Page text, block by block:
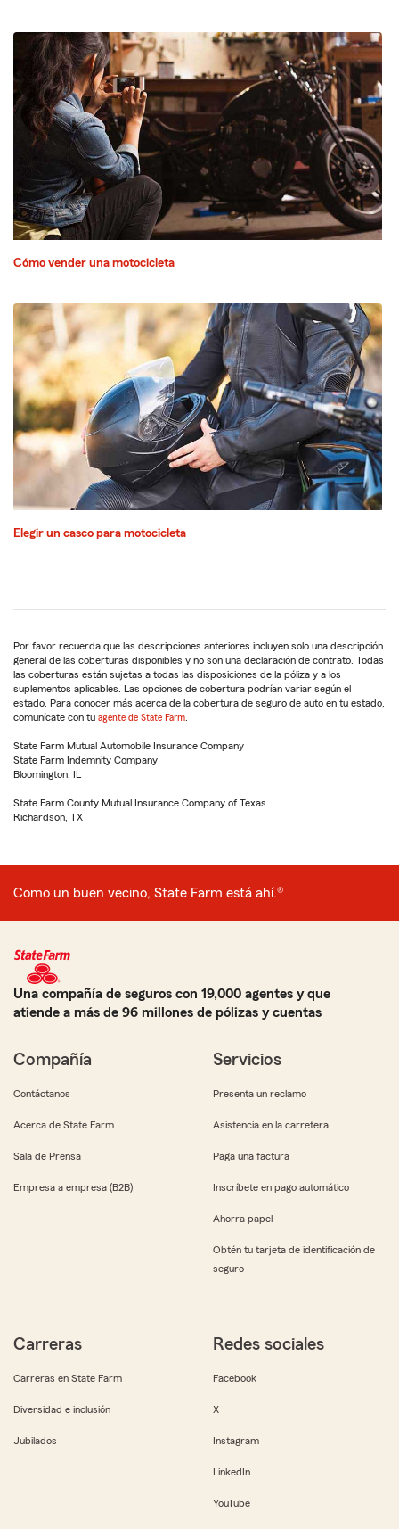
Cómo vender una motocicleta
Elegir un casco para motocicleta
Por favor recuerda que las descripciones anteriores incluyen solo una descripción
general de las coberturas disponibles y no son una declaración de contrato. Todas
las coberturas están sujetas a todas las disposiciones de la póliza y a los
suplementos aplicables. Las opciones de cobertura podrían variar según el
estado. Para conocer más acerca de la cobertura de seguro de auto en tu estado,
comunícate con tu agente de State Farm
State Farm Mutual Automobile Insurance Company
State Farm Indemnity Company
Bloomington, IL
State Farm County Mutual Insurance Company of Texas
Richardson, TX
Como un buen vecino, State Farm está ahí.®
Una compañía de seguros con 19,000 agentes y que
atiende a más de 96 millones de pólizas y cuentas
Compañía
Contáctanos
Acerca de State Farm
Sala de Prensa
Empresa a empresa (B2B)
Servicios
Presenta un reclamo
Asistencia en la carretera
Paga una factura
Inscríbete en pago automático
Ahorra papel
Obtén tu tarjeta de identificación de
seguro
Carreras
Carreras en State Farm
Diversidad e inclusión
Jubilados
Redes sociales
Facebook
X
Instagram
LinkedIn
YouTube